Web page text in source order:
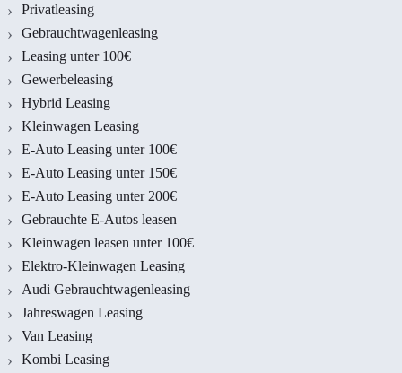
Privatleasing
Gebrauchtwagenleasing
Leasing unter 100€
Gewerbeleasing
Hybrid Leasing
Kleinwagen Leasing
E-Auto Leasing unter 100€
E-Auto Leasing unter 150€
E-Auto Leasing unter 200€
Gebrauchte E-Autos leasen
Kleinwagen leasen unter 100€
Elektro-Kleinwagen Leasing
Audi Gebrauchtwagenleasing
Jahreswagen Leasing
Van Leasing
Kombi Leasing